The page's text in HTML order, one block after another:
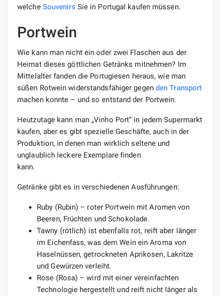
welche Souvenirs Sie in Portugal kaufen müssen.
Portwein
Wie kann man nicht ein oder zwei Flaschen aus der
Heimat dieses göttlichen Getränks mitnehmen? Im
Mittelalter fanden die Portugiesen heraus, wie man
süßen Rotwein widerstandsfähiger gegen den Transport
machen konnte – und so entstand der Portwein.
Heutzutage kann man „Vinho Port“ in jedem Supermarkt
kaufen, aber es gibt spezielle Geschäfte, auch in der
Produktion, in denen man wirklich seltene und
unglaublich leckere Exemplare finden
kann.
Getränke gibt es in verschiedenen Ausführungen:
Ruby (Rubin) – roter Portwein mit Aromen von
Beeren, Früchten und Schokolade.
Tawny (rötlich) ist ebenfalls rot, reift aber länger
im Eichenfass, was dem Wein ein Aroma von
Haselnüssen, getrockneten Aprikosen, Lakritze
und Gewürzen verleiht.
Rose (Rosa) – wird mit einer vereinfachten
Technologie hergestellt und reift nicht länger als